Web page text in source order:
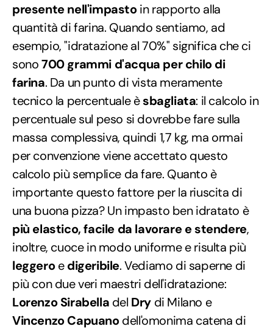
presente nell'impastoin rapporto alla
quantità di farina. Quando sentiamo, ad
esempio, "idratazione al 70%" significa che ci
sono700 grammi d'acqua per chilo di
farina. Da un punto di vista meramente
tecnico la percentuale èsbagliata: il calcolo in
percentuale sul peso si dovrebbe fare sulla
massa complessiva, quindi 1,7 kg, ma ormai
per convenzione viene accettato questo
calcolo più semplice da fare. Quanto è
importante questo fattore per la riuscita di
una buona pizza? Un impasto ben idratato è
più elastico, facile da lavorare e stendere,
inoltre, cuoce in modo uniforme e risulta più
leggeroedigeribile. Vediamo di saperne di
più con due veri maestri dell'idratazione:
Lorenzo Sirabella del Dry di Milano e
Vincenzo Capuanodell'omonima catena di